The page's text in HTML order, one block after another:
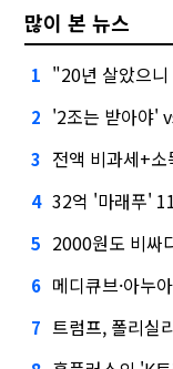
많이 본 뉴스
1 "20년 살았으
2 '2조는 받아야'
3 전액 비과세+
4 32억 '마래푸'
5 2000원도 비싸다
6 메디큐브·아누
7 트럼프, 폴리실리